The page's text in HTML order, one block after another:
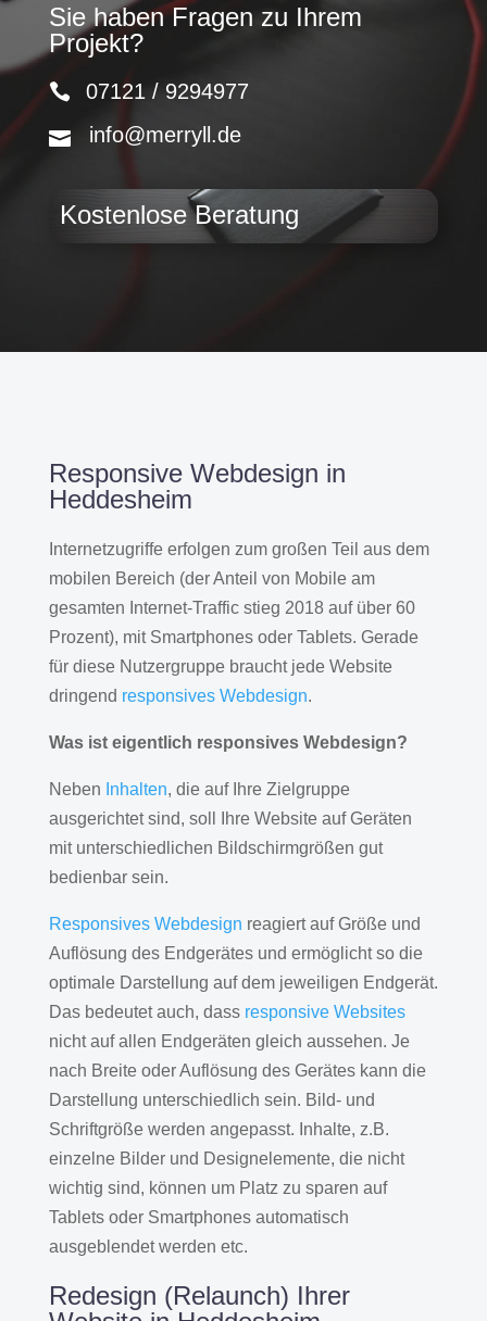
Sie haben Fragen zu Ihrem
Projekt?
07121 / 9294977
info@merryll.de
Kostenlose Beratung
Responsive Webdesign in
Heddesheim
Internetzugriffe erfolgen zum großen Teil aus dem
mobilen Bereich (der Anteil von Mobile am
gesamten Internet-Traffic stieg 2018 auf über 60
Prozent), mit Smartphones oder Tablets. Gerade
für diese Nutzergruppe braucht jede Website
dringend responsives Webdesign.
Was ist eigentlich responsives Webdesign?
Neben Inhalten, die auf Ihre Zielgruppe
ausgerichtet sind, soll Ihre Website auf Geräten
mit unterschiedlichen Bildschirmgrößen gut
bedienbar sein.
Responsives Webdesign reagiert auf Größe und
Auflösung des Endgerätes und ermöglicht so die
optimale Darstellung auf dem jeweiligen Endgerät.
Das bedeutet auch, dass responsive Websites
nicht auf allen Endgeräten gleich aussehen. Je
nach Breite oder Auflösung des Gerätes kann die
Darstellung unterschiedlich sein. Bild- und
Schriftgröße werden angepasst. Inhalte, z.B.
einzelne Bilder und Designelemente, die nicht
wichtig sind, können um Platz zu sparen auf
Tablets oder Smartphones automatisch
ausgeblendet werden etc.
Redesign (Relaunch) Ihrer